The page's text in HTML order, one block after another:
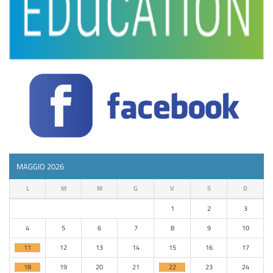
MAGGIO 2026
L M M G V S D
1 2
3
4
5 6 7 8 9
10
11
12 13 14 15 16
17
18
19 20 21 22 23
24